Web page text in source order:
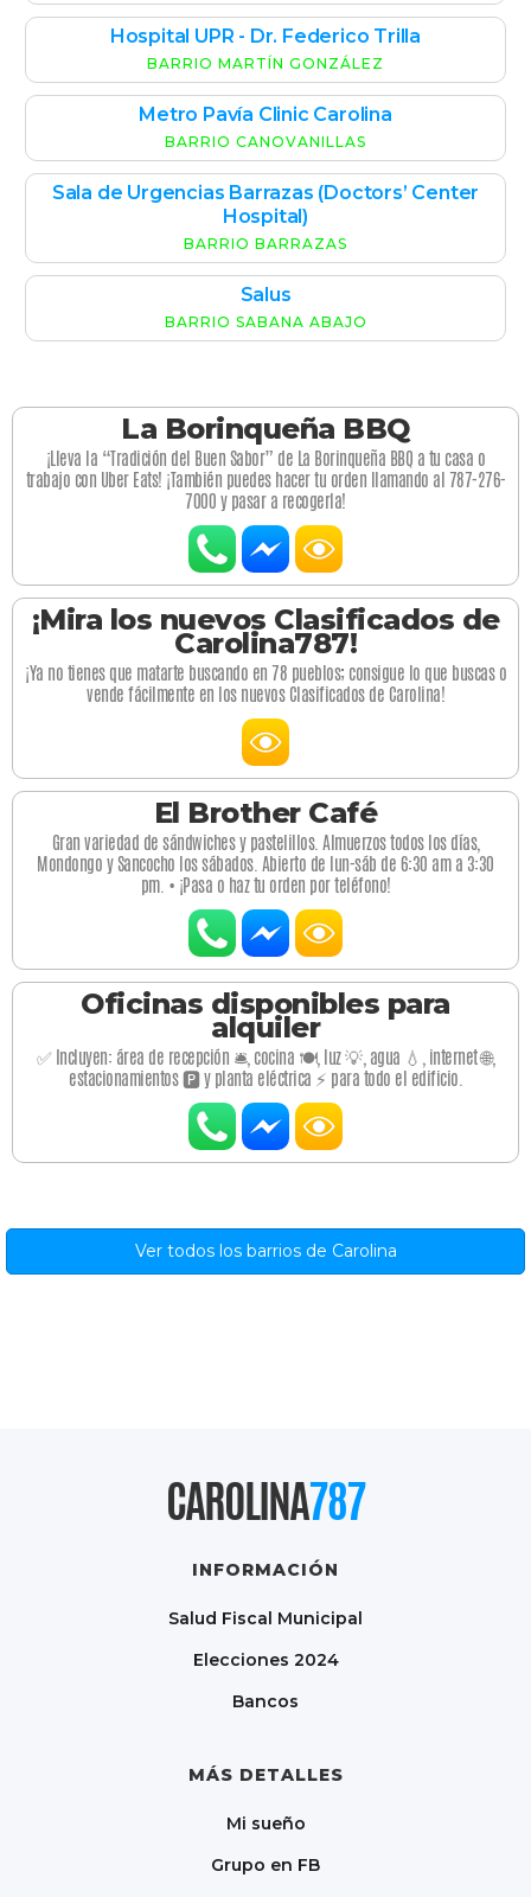
Hospital UPR - Dr. Federico Trilla
BARRIO MARTÍN GONZÁLEZ
Metro Pavía Clinic Carolina
BARRIO CANOVANILLAS
Sala de Urgencias Barrazas (Doctors’ Center
Hospital)
BARRIO BARRAZAS
Salus
BARRIO SABANA ABAJO
La Borinqueña BBQ
¡Lleva la “Tradición del Buen Sabor” de La Borinqueña BBQ a tu casa o
trabajo con Uber Eats! ¡También puedes hacer tu orden llamando al 787-276-
7000 y pasar a recogerla!
¡Mira los nuevos Clasificados de
Carolina787!
¡Ya no tienes que matarte buscando en 78 pueblos; consigue lo que buscas o
vende fácilmente en los nuevos Clasificados de Carolina!
El Brother Café
Gran variedad de sándwiches y pastelillos. Almuerzos todos los días,
Mondongo y Sancocho los sábados. Abierto de lun-sáb de 6:30 am a 3:30
pm. • ¡Pasa o haz tu orden por teléfono!
Oficinas disponibles para
alquiler
✅ Incluyen: área de recepción 🛎️, cocina 🍽️, luz 💡, agua 💧, internet 🌐,
estacionamientos 🅿️ y planta eléctrica ⚡ para todo el edificio.
Ver todos los barrios de Carolina
CAROLINA787
INFORMACIÓN
Salud Fiscal Municipal
Elecciones 2024
Bancos
MÁS DETALLES
Mi sueño
Grupo en FB